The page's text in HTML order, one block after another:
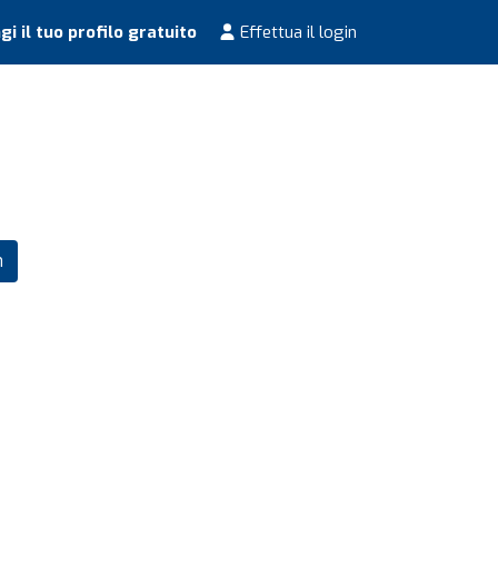
il tuo profilo gratuito Effettua il login